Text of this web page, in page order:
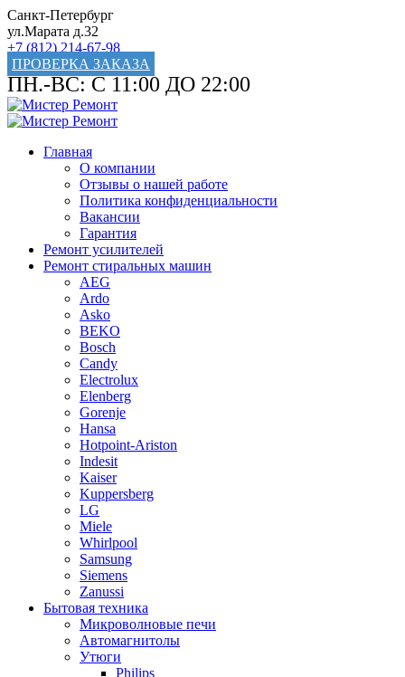
Санкт-Петербург
ул.Марата д.32
+7 (812) 214-67-98
ПРОВЕРКА ЗАКАЗА
ПН.-ВС: С 11:00 ДО 22:00
Главная
О компании
Отзывы о нашей работе
Политика конфиденциальности
Вакансии
Гарантия
Ремонт усилителей
Ремонт стиральных машин
AEG
Ardo
Asko
BEKO
Bosch
Candy
Electrolux
Elenberg
Gorenje
Hansa
Hotpoint-Ariston
Indesit
Kaiser
Kuppersberg
LG
Miele
Whirlpool
Samsung
Siemens
Zanussi
Бытовая техника
Микроволновые печи
Автомагнитолы
Утюги
Philips